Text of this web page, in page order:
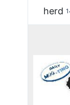
herd